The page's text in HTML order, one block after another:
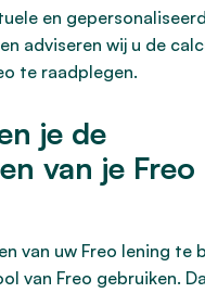
en
adviseren wij u de
te raadplegen.
je de
van je Freo
van uw Freo lening te
van Freo gebruiken.